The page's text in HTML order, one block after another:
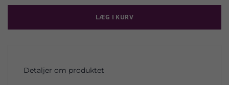
LÆG I KURV
Detaljer om produktet